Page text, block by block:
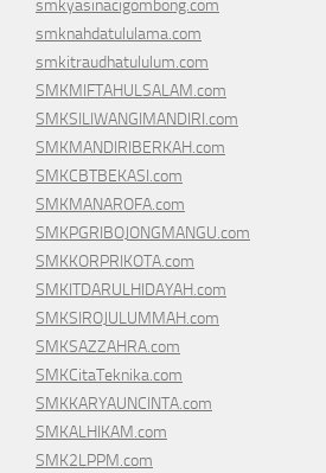
smkyasinacigombong.com
smknahdatululama.com
smkitraudhatululum.com
SMKMIFTAHULSALAM.com
SMKSILIWANGIMANDIRI.com
SMKMANDIRIBERKAH.com
SMKCBTBEKASI.com
SMKMANAROFA.com
SMKPGRIBOJONGMANGU.com
SMKKORPRIKOTA.com
SMKITDARULHIDAYAH.com
SMKSIROJULUMMAH.com
SMKSAZZAHRA.com
SMKCitaTeknika.com
SMKKARYAUNCINTA.com
SMKALHIKAM.com
SMK2LPPM.com